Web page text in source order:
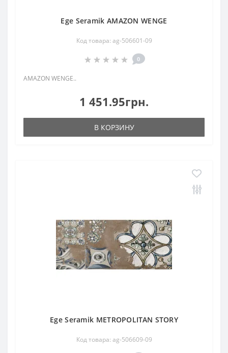
Ege Seramik AMAZON WENGE
Код товара: ag-506601-09
0
AMAZON WENGE..
1 451.95грн.
В КОРЗИНУ
Ege Seramik METROPOLITAN STORY
Код товара: ag-506609-09